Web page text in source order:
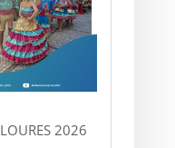
2026